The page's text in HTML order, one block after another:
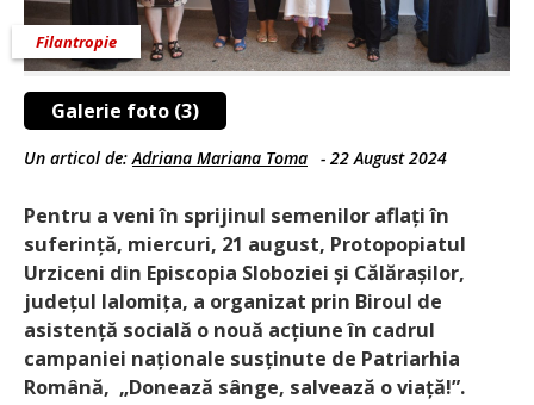
Galerie foto (3)
Filantropie
Un articol de:Adriana Mariana Toma - 22 August 2024
Pentru a veni în sprijinul semenilor aflați în
suferință, miercuri, 21 august, Protopopiatul
Urziceni din Episcopia Sloboziei și Călă­rașilor,
județul Ialomița, a organizat prin Biroul de
asistență socială o nouă acțiune în cadrul
campaniei naționale susținute de Patriarhia
Română, „Donează sânge, salvează o viață!”.